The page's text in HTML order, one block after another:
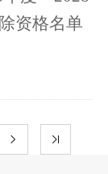
资格名单